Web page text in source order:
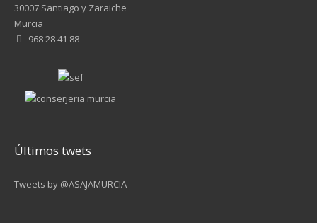
30007 Santiago y Zaraiche
Murcia
968 28 41 88
Últimos twets
Tweets by @ASAJAMURCIA